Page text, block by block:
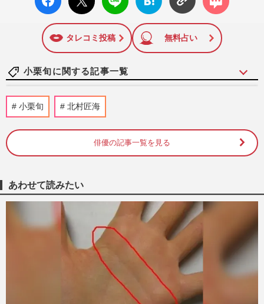
ok い
ト
ブック
に追加
ト
タレコミ投稿 無料占い
小栗旬に関する記事一覧
野村周平、ユニクロ“モデル美女”・石田夢
実と熱愛報道！下半身強調の「過激すぎる
週刊女性PRIME 2026/8/6
送の数時間前、大相撲名古屋場所に織田信
長現る！本人が語る「観…
週刊女性PRIME
竹野内豊、Netflix『ガス人間』で衝撃“眉
なしタトゥー姿”にSNS騒然！止まらぬカ
メレオン俳優化《2026年7…
『週刊女性』編集部
小栗旬 北村匠海
俳優の記事一覧を見る
あわせて読みたい